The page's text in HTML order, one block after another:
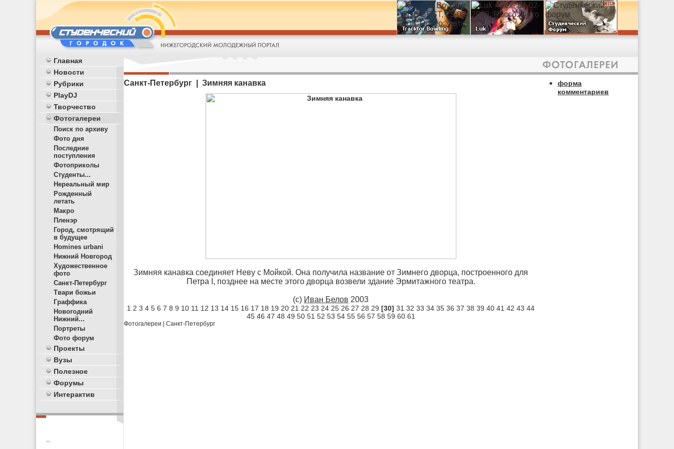
Главная
Новости
Рубрики
PlayDJ
Творчество
Фотогалереи
Поиск по архиву
Фото дня
Последние
поступления
Фотоприколы
Студенты...
Нереальный мир
Рожденный
летать
Макро
Пленэр
Город, смотрящий
в будущее
Homines urbani
Нижний Новгород
Художественное
фото
Санкт-Петербург
Твари божьи
Граффика
Новогодний
Нижний...
Портреты
Фото форум
Проекты
Вузы
Полезное
Форумы
Интерактив
**
Санкт-Петербург | Зимняя канавка
Зимняя канавка соединяет Неву с Мойкой. Она получила название от Зимнего дворца, построенного для
Петра I, позднее на месте этого дворца возвели здание Эрмитажного театра.
(c) Иван Белов 2003
1 2 3 4 5 6 7 8 9 10 11 12 13 14 15 16 17 18 19 20 21 22 23 24 25 26 27 28 29 [30] 31 32 33 34 35 36 37 38 39 40 41 42 43 44
45 46 47 48 49 50 51 52 53 54 55 56 57 58 59 60 61
Фотогалереи Санкт-Петербург
форма
комментариев